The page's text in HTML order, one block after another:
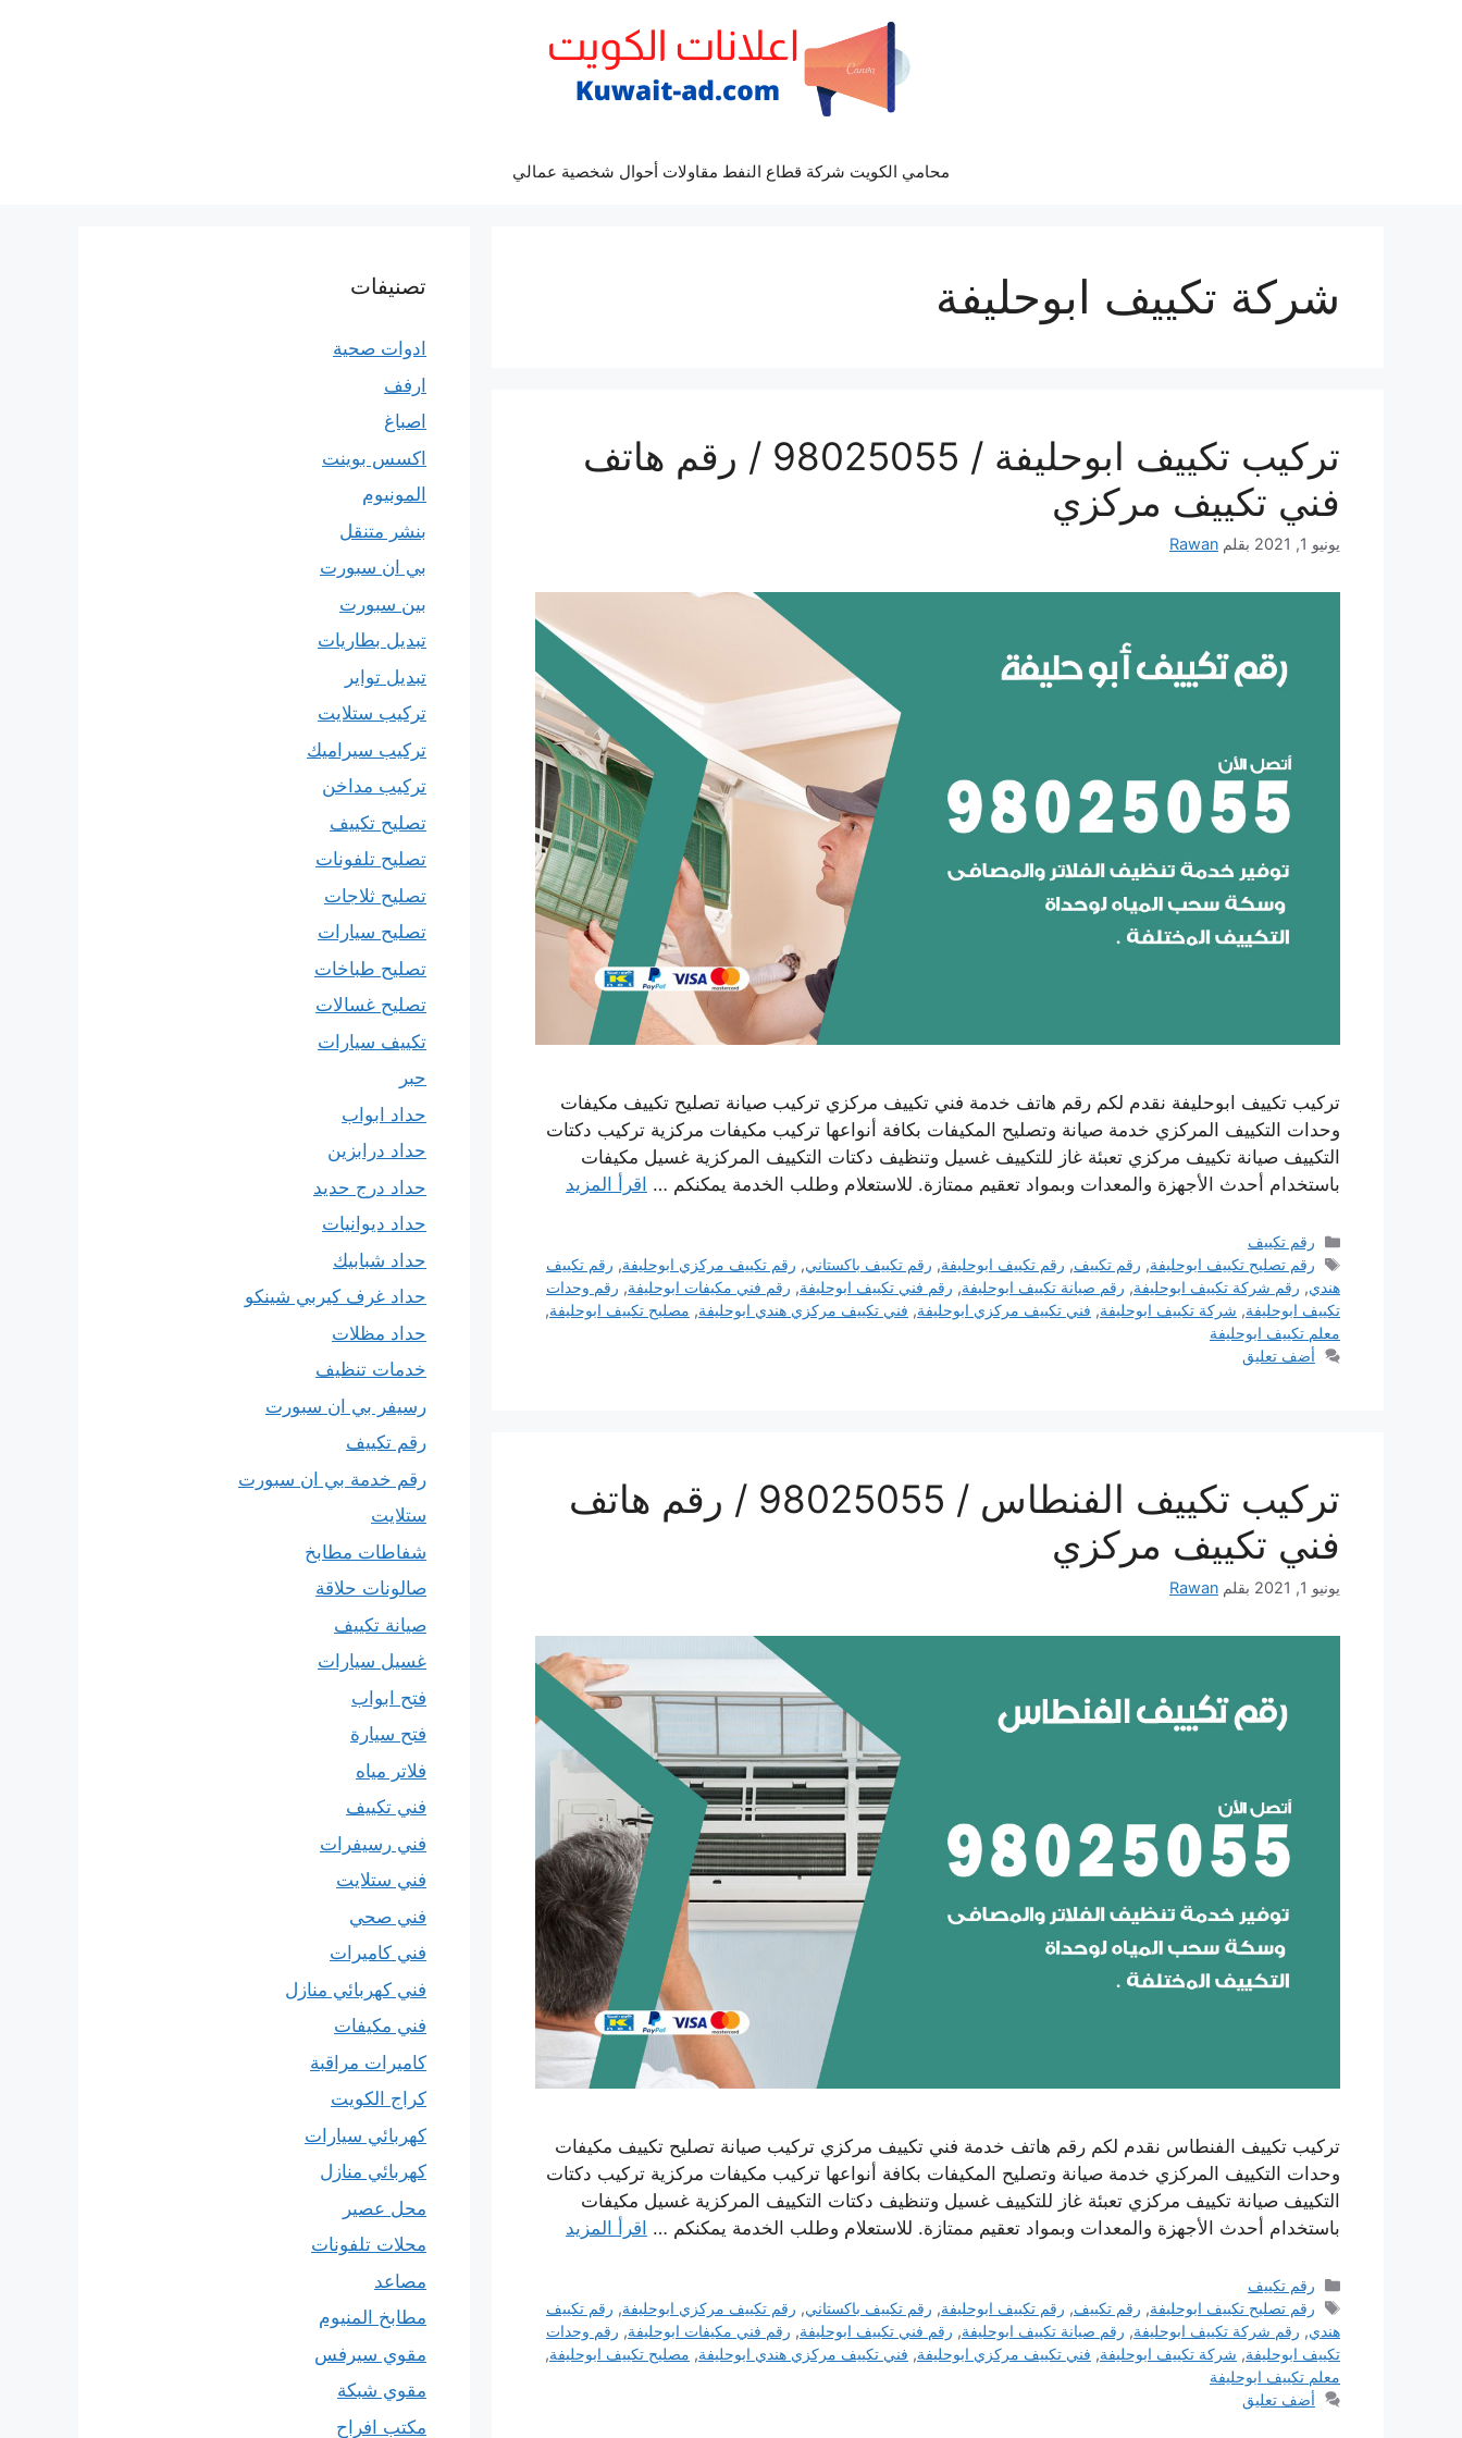
محامي الكويت شركة قطاع النفط مقاولات أحوال شخصية عمالي
شركة تكييف ابوحليفة
تركيب تكييف ابوحليفة / 98025055 / رقم هاتف
فني تكييف مركزي
يونيو 1, 2021 بقلم Rawan
تركيب تكييف ابوحليفة نقدم لكم رقم هاتف خدمة فني تكييف مركزي تركيب صيانة تصليح تكييف مكيفات
وحدات التكييف المركزي خدمة صيانة وتصليح المكيفات بكافة أنواعها تركيب مكيفات مركزية تركيب دكتات
التكييف صيانة تكييف مركزي تعبئة غاز للتكييف غسيل وتنظيف دكتات التكييف المركزية غسيل مكيفات
باستخدام أحدث الأجهزة والمعدات وبمواد تعقيم ممتازة. للاستعلام وطلب الخدمة يمكنكم … اقرأ المزيد
التصنيفات
رقم تكييف
الوسوم
رقم تصليح تكييف ابوحليفة, رقم تكييف, رقم تكييف ابوحليفة, رقم تكييف باكستاني, رقم تكييف مركزي ابوحليفة, رقم تكييف
هندي, رقم شركة تكييف ابوحليفة, رقم صيانة تكييف ابوحليفة, رقم فني تكييف ابوحليفة, رقم فني مكيفات ابوحليفة, رقم وحدات
تكييف ابوحليفة, شركة تكييف ابوحليفة, فني تكييف مركزي ابوحليفة, فني تكييف مركزي هندي ابوحليفة, مصليح تكييف ابوحليفة,
معلم تكييف ابوحليفة
أضف تعليق
تركيب تكييف الفنطاس / 98025055 / رقم هاتف
فني تكييف مركزي
يونيو 1, 2021 بقلم Rawan
تركيب تكييف الفنطاس نقدم لكم رقم هاتف خدمة فني تكييف مركزي تركيب صيانة تصليح تكييف مكيفات
وحدات التكييف المركزي خدمة صيانة وتصليح المكيفات بكافة أنواعها تركيب مكيفات مركزية تركيب دكتات
التكييف صيانة تكييف مركزي تعبئة غاز للتكييف غسيل وتنظيف دكتات التكييف المركزية غسيل مكيفات
باستخدام أحدث الأجهزة والمعدات وبمواد تعقيم ممتازة. للاستعلام وطلب الخدمة يمكنكم … اقرأ المزيد
التصنيفات
رقم تكييف
الوسوم
رقم تصليح تكييف ابوحليفة, رقم تكييف, رقم تكييف ابوحليفة, رقم تكييف باكستاني, رقم تكييف مركزي ابوحليفة, رقم تكييف
هندي, رقم شركة تكييف ابوحليفة, رقم صيانة تكييف ابوحليفة, رقم فني تكييف ابوحليفة, رقم فني مكيفات ابوحليفة, رقم وحدات
تكييف ابوحليفة, شركة تكييف ابوحليفة, فني تكييف مركزي ابوحليفة, فني تكييف مركزي هندي ابوحليفة, مصليح تكييف ابوحليفة,
معلم تكييف ابوحليفة
أضف تعليق
تصنيفات
ادوات صحية
ارفف
اصباغ
اكسس بوينت
المونيوم
بنشر متنقل
بي ان سبورت
بين سبورت
تبديل بطاريات
تبديل تواير
تركيب ستلايت
تركيب سيراميك
تركيب مداخن
تصليح تكييف
تصليح تلفونات
تصليح ثلاجات
تصليح سيارات
تصليح طباخات
تصليح غسالات
تكييف سيارات
حبر
حداد ابواب
حداد درابزين
حداد درج حديد
حداد ديوانيات
حداد شبابيك
حداد غرف كيربي شينكو
حداد مظلات
خدمات تنظيف
رسيفر بي ان سبورت
رقم تكييف
رقم خدمة بي ان سبورت
ستلايت
شفاطات مطابخ
صالونات حلاقة
صيانة تكييف
غسيل سيارات
فتح ابواب
فتح سيارة
فلاتر مياه
فني تكييف
فني رسيفرات
فني ستلايت
فني صحي
فني كاميرات
فني كهربائي منازل
فني مكيفات
كاميرات مراقبة
كراج الكويت
كهربائي سيارات
كهربائي منازل
محل عصير
محلات تلفونات
مصاعد
مطابخ المنيوم
مقوي سيرفس
مقوي شبكة
مكتب افراح